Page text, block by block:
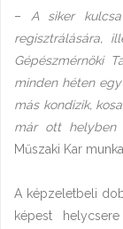
– A siker
regisztrálására,
Gépészmérnöki
minden héten
más kondizik,
már ott helyben
Műszaki Kar
A képzeletbeli
képest